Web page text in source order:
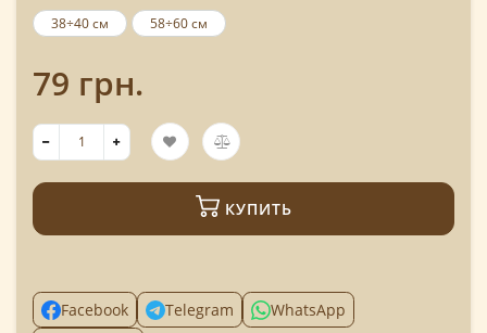
38÷40 см 58÷60 см
79 грн.
КУПИТЬ
Facebook Telegram
WhatsApp